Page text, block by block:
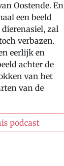
Oostende. En
een beeld
zal
verbazen.
eerlijk en
achter de
van het
van de
podcast